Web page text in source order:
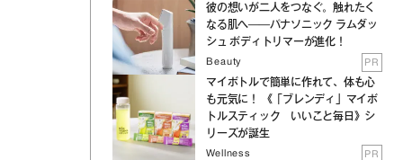
彼の想いが二人をつなぐ。触れたく
なる肌へ──パナソニック ラムダッ
シュ ボディトリマーが進化！
Beauty PR
マイボトルで簡単に作れて、体も心
も元気に！ 《「ブレンディ」マイボ
トルスティック いいこと毎日》シ
リーズが誕生
Wellness PR